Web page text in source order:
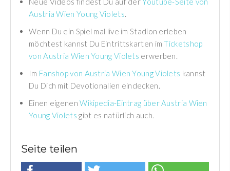
Austria Wien Young Violets.
Wenn Du ein Spiel mal live im Stadion erleben
möchtest kannst Du Eintrittskarten imTicketshop
von Austria Wien Young Violets erwerben.
Im Fanshop von Austria Wien Young Violets kannst
Du Dich mit Devotionalien eindecken.
Einen eigenenWikipedia-Eintrag über Austria Wien
Young Violets gibt es natürlich auch.
Seite teilen